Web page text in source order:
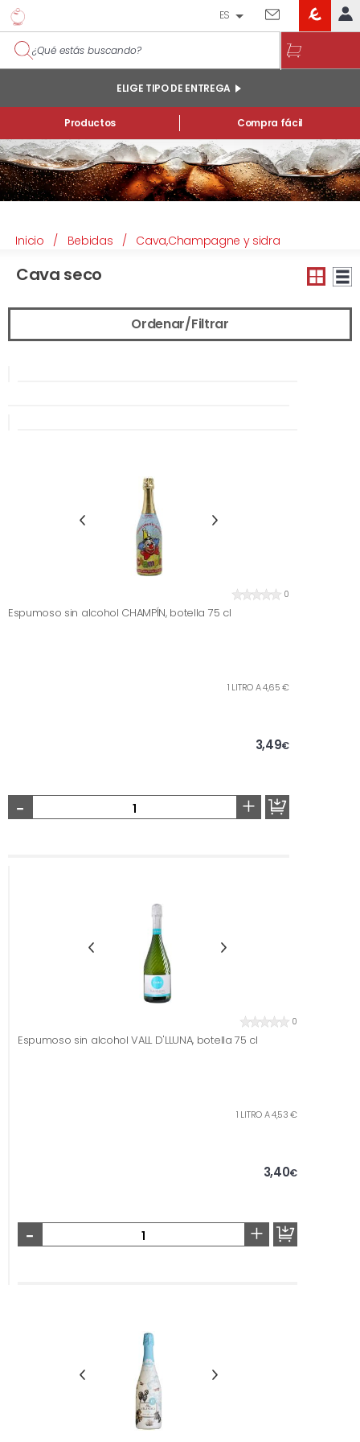
MI CUENTA
Pedidos online
Mis productos comprados en tienda y online
Listas
ES
CLUB
Productos
ELIGE TIPO DE ENTREGA
Compra fácil
Inicio / Bebidas / Cava,Champagne y sidra
Cava seco
Ordenar/Filtrar
0
Espumoso sin alcohol CHAMPÍN, botella 75 cl
1 LITRO A 4,65 €
3,49€
- +
0
Espumoso sin alcohol VALL D'LLUNA, botella 75 cl
1 LITRO A 4,53 €
3,40€
- +